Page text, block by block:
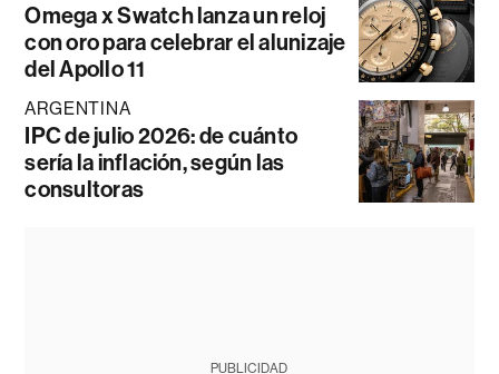
Omega x Swatch lanza un reloj
con oro para celebrar el alunizaje
del Apollo 11
ARGENTINA
IPC de julio 2026: de cuánto
sería la inflación, según las
consultoras
PUBLICIDAD